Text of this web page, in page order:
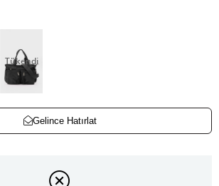
Tükendi
Gelince Hatırlat